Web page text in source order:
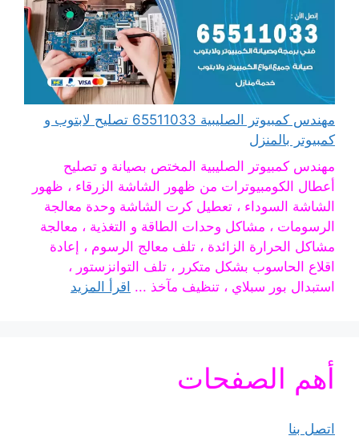
مهندس كمبيوتر الصليبية 65511033 تصليح لابتوب و
كمبيوتر بالمنزل
مهندس كمبيوتر الصليبية المختص بصيانة و تصليح
أعطال الكومبيوترات من ظهور الشاشة الزرقاء ، ظهور
الشاشة السوداء ، تعطيل كرت الشاشة وحدة معالجة
الرسومات ، مشاكل وحدات الطاقة و التغذية ، معالجة
مشاكل الحرارة الزائدة ، تلف معالج الرسوم ، إعادة
اقلاع الحاسوب بشكل متكرر ، تلف التوانزستور ،
استبدال بور سبلاي ، تنظيف مآخذ ... اقرأ المزيد
أهم الصفحات
اتصل بنا